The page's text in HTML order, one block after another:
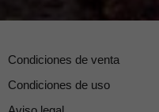
Condiciones de venta
Condiciones de uso